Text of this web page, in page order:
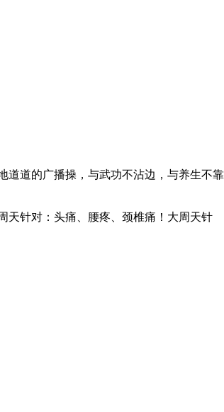
道的广播操，与武功不沾边，与养生不靠
针对：头痛、腰疼、颈椎痛！大周天针